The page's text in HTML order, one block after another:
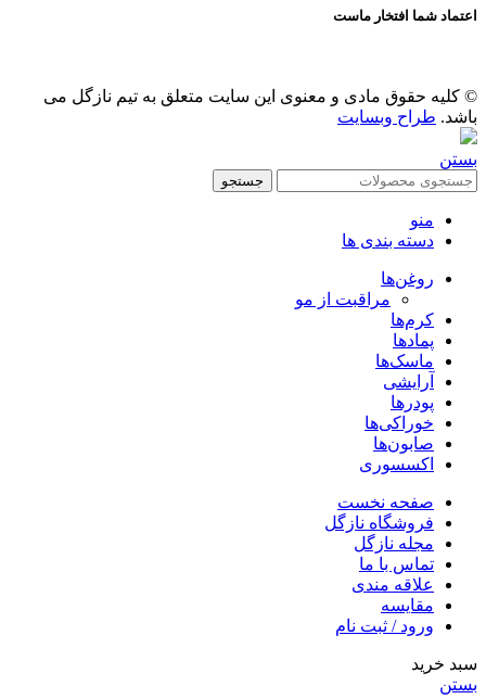
اعتماد شما افتخار ماست
© کلیه حقوق مادی و معنوی این سایت متعلق به تیم نازگل می
باشد. طراح وبسایت
بستن
جستجو
منو
دسته بندی ها
روغن‌ها
مراقبت از مو
کرم‌ها
پمادها
ماسک‌ها
آرایشی
پودرها
خوراکی‌ها
صابون‌ها
اکسسوری
صفحه نخست
فروشگاه نازگل
مجله نازگل
تماس با ما
علاقه مندی
مقایسه
ورود / ثبت نام
سبد خرید
بستن